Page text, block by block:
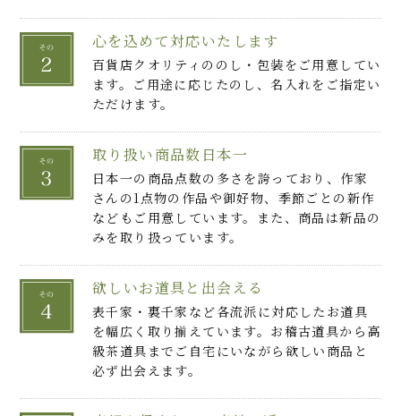
心を込めて対応いたします
百貨店クオリティののし・包装をご用意してい
ます。ご用途に応じたのし、名入れをご指定い
ただけます。
取り扱い商品数日本一
日本一の商品点数の多さを誇っており、作家
さんの1点物の作品や御好物、季節ごとの新作
などもご用意しています。また、商品は新品の
みを取り扱っています。
欲しいお道具と出会える
表千家・裏千家など各流派に対応したお道具
を幅広く取り揃えています。お稽古道具から高
級茶道具までご自宅にいながら欲しい商品と
必ず出会えます。